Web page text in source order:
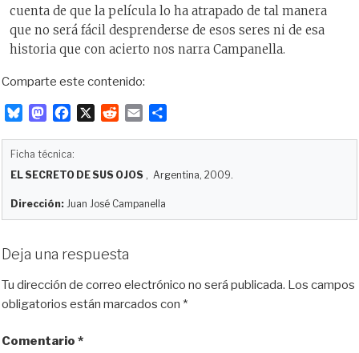
cuenta de que la película lo ha atrapado de tal manera
que no será fácil desprenderse de esos seres ni de esa
historia que con acierto nos narra Campanella.
Comparte este contenido:
u
s
k
y
M
o
d
o
b
o
o
X
i
t
a
t
Ficha técnica:
EL SECRETO DE SUS OJOS , Argentina, 2009.
Dirección: Juan José Campanella
Deja una respuesta
Tu dirección de correo electrónico no será publicada. Los campos
obligatorios están marcados con *
Comentario *